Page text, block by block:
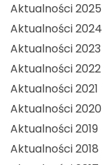
Aktualności 2025
Aktualności 2024
Aktualności 2023
Aktualności 2022
Aktualności 2021
Aktualności 2020
Aktualności 2019
Aktualności 2018